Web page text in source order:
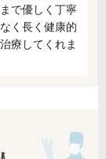
で優しく丁寧
く長く健康的
療してくれま